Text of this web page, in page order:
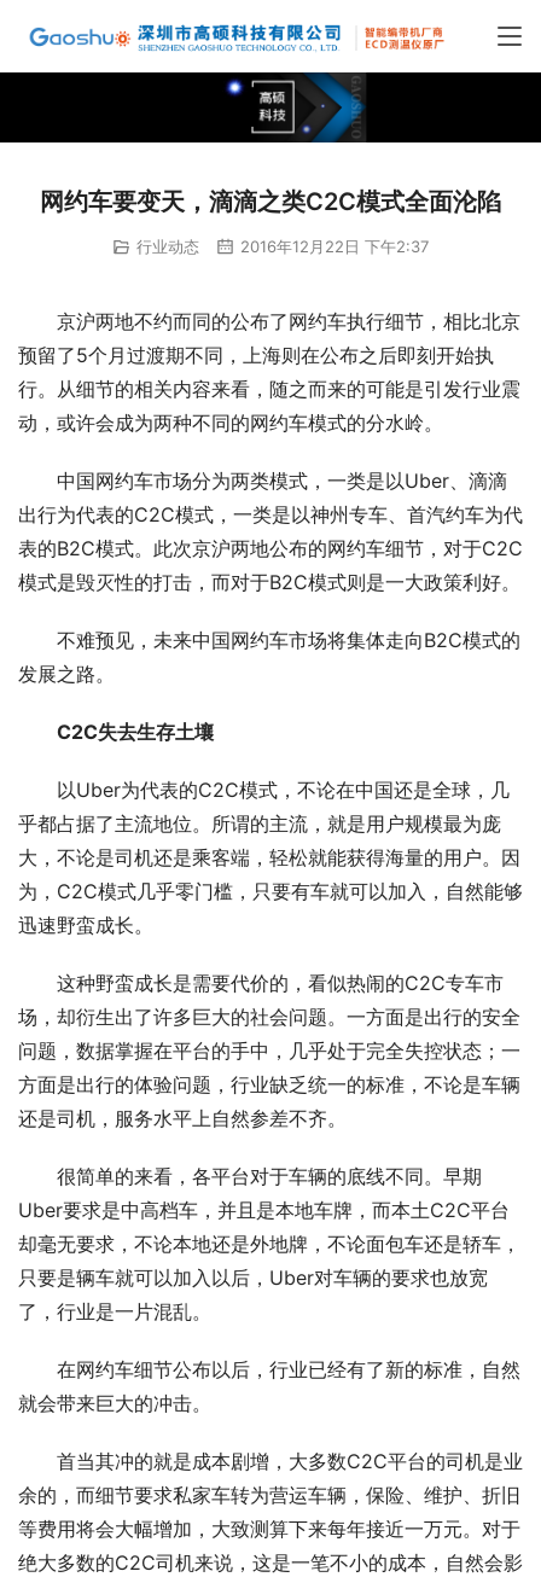
网约车要变天，滴滴之类C2C模式全面沦陷
行业动态 2016年12月22日 下午2:37
京沪两地不约而同的公布了网约车执行细节，相比北京
预留了5个月过渡期不同，上海则在公布之后即刻开始执
行。从细节的相关内容来看，随之而来的可能是引发行业震
动，或许会成为两种不同的网约车模式的分水岭。
中国网约车市场分为两类模式，一类是以Uber、滴滴
出行为代表的C2C模式，一类是以神州专车、首汽约车为代
表的B2C模式。此次京沪两地公布的网约车细节，对于C2C
模式是毁灭性的打击，而对于B2C模式则是一大政策利好。
不难预见，未来中国网约车市场将集体走向B2C模式的
发展之路。
C2C失去生存土壤
以Uber为代表的C2C模式，不论在中国还是全球，几
乎都占据了主流地位。所谓的主流，就是用户规模最为庞
大，不论是司机还是乘客端，轻松就能获得海量的用户。因
为，C2C模式几乎零门槛，只要有车就可以加入，自然能够
迅速野蛮成长。
这种野蛮成长是需要代价的，看似热闹的C2C专车市
场，却衍生出了许多巨大的社会问题。一方面是出行的安全
问题，数据掌握在平台的手中，几乎处于完全失控状态；一
方面是出行的体验问题，行业缺乏统一的标准，不论是车辆
还是司机，服务水平上自然参差不齐。
很简单的来看，各平台对于车辆的底线不同。早期
Uber要求是中高档车，并且是本地车牌，而本土C2C平台
却毫无要求，不论本地还是外地牌，不论面包车还是轿车，
只要是辆车就可以加入以后，Uber对车辆的要求也放宽
了，行业是一片混乱。
在网约车细节公布以后，行业已经有了新的标准，自然
就会带来巨大的冲击。
首当其冲的就是成本剧增，大多数C2C平台的司机是业
余的，而细节要求私家车转为营运车辆，保险、维护、折旧
等费用将会大幅增加，大致测算下来每年接近一万元。对于
绝大多数的C2C司机来说，这是一笔不小的成本，自然会影